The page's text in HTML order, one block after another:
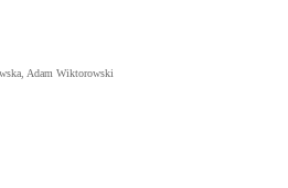
Adam Wiktorowski